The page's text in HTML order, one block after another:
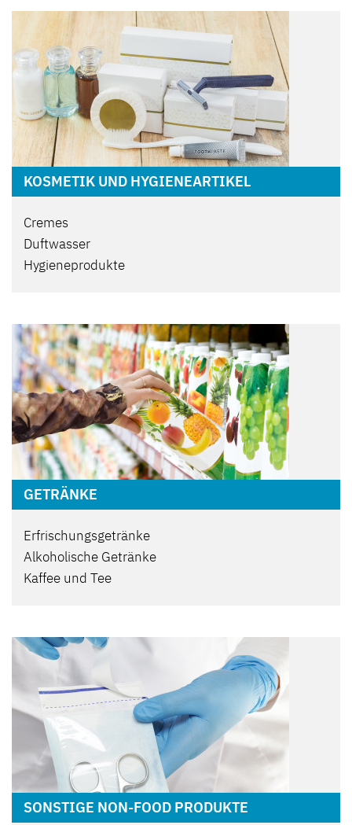
KOSMETIK UND HYGIENEARTIKEL
Cremes
Duftwasser
Hygieneprodukte
GETRÄNKE
Erfrischungsgetränke
Alkoholische Getränke
Kaffee und Tee
SONSTIGE NON-FOOD PRODUKTE